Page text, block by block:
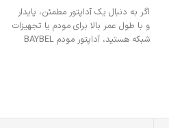
اگر به دنبال یک آداپتور مطمئن، پایدار
و با طول عمر بالا برای مودم یا تجهیزات
شبکه هستید، آداپتور مودم BAYBEL